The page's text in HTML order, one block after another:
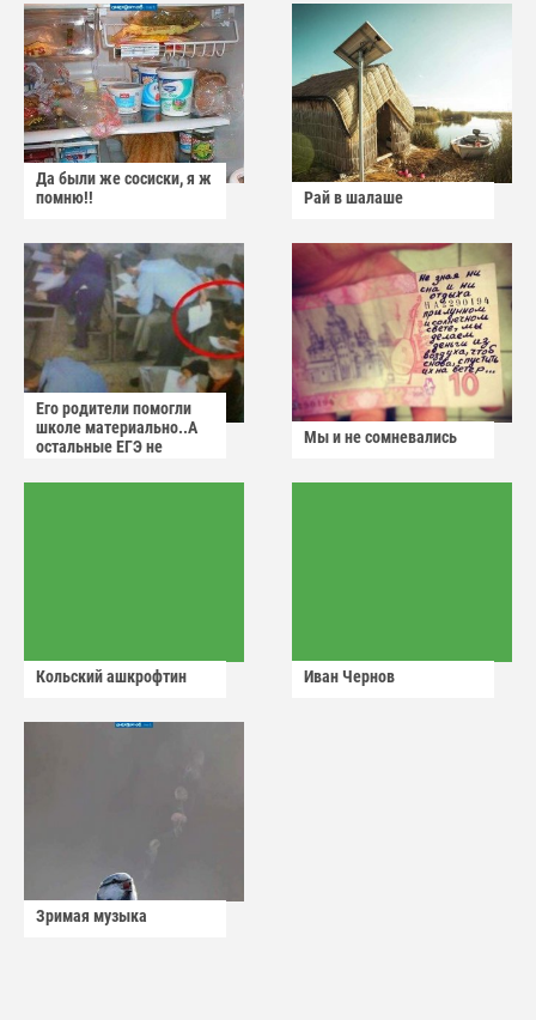
Да были же сосиски, я ж
помню!!
Рай в шалаше
Его родители помогли
школе материально..А
остальные ЕГЭ не
Мы и не сомневались
Кольский ашкрофтин Иван Чернов
Зримая музыка